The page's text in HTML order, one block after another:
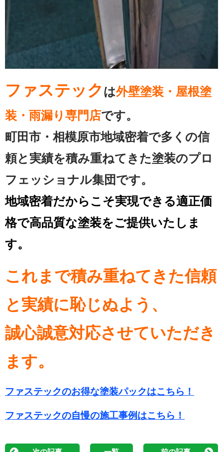
ファステック は外壁塗装・屋根塗
装・雨漏り専門店です。
町田市・相模原市地域密着で多くの信
頼と実績を積み重ねてきた塗装のプロ
フェッショナル集団です。
地域密着だからこそ実現できる適正価
格で高品質な塗装をご提供いたしま
す。
これまで積み重ねてきた信頼
と実績に恥じぬよう、
誠心誠意対応させていただき
ます。
ファステックのお得な塗装パックはこちら！
ファステックの自慢の施工事例はこちら！